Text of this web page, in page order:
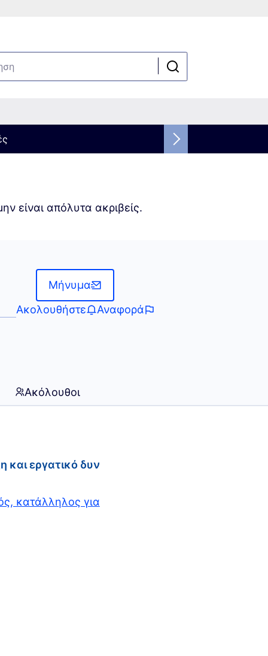
είναι απόλυτα ακριβείς.
Μήνυμα
Ακολουθήστε
Αναφορά
Ακόλουθοι
εργατικό δυν
κατάλληλος για